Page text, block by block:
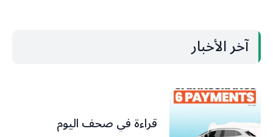
آخر الأخبار
قراءة في صحف اليوم